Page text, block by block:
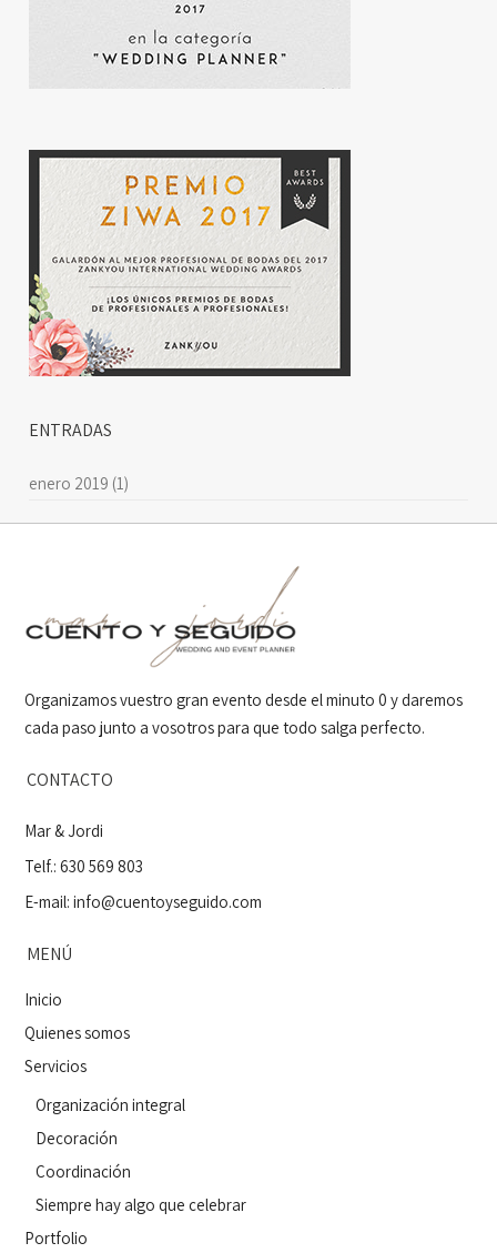
ENTRADAS
enero 2019 (1)
Organizamos vuestro gran evento desde el minuto 0 y daremos
cada paso junto a vosotros para que todo salga perfecto.
CONTACTO
Mar & Jordi
Telf.: 630 569 803
E-mail:info@cuentoyseguido.com
MENÚ
Inicio
Quienes somos
Servicios
Organización integral
Decoración
Coordinación
Siempre hay algo que celebrar
Portfolio